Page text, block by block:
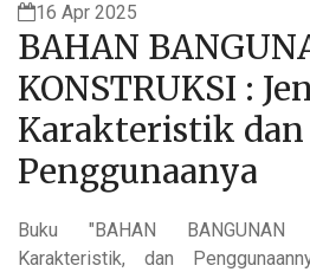
16 Apr 2025
BAHAN
KONSTRUKSI :
Karakteristik dan
Penggunaanya
Buku "BAHAN BANGUNAN
Karakteristik, dan